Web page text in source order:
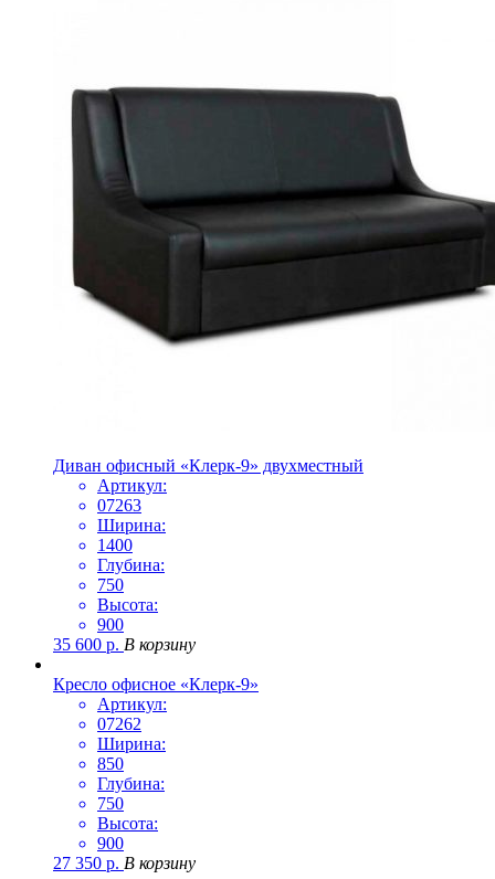
Диван офисный «Клерк-9» двухместный
Артикул:
07263
Ширина:
1400
Глубина:
750
Высота:
900
35 600 р. В корзину
Кресло офисное «Клерк-9»
Артикул:
07262
Ширина:
850
Глубина:
750
Высота:
900
27 350 р. В корзину